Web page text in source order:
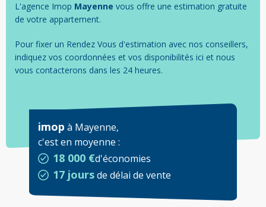
L'agence Imop Mayenne vous offre une estimation gratuite
de votre appartement.
Pour fixer un Rendez Vous d'estimation avec nos conseillers,
indiquez vos coordonnées et vos disponibilités ici et nous
vous contacterons dans les 24 heures.
imop à Mayenne,
c'est en moyenne :
18 000 €d'économies
17 joursde délai de vente